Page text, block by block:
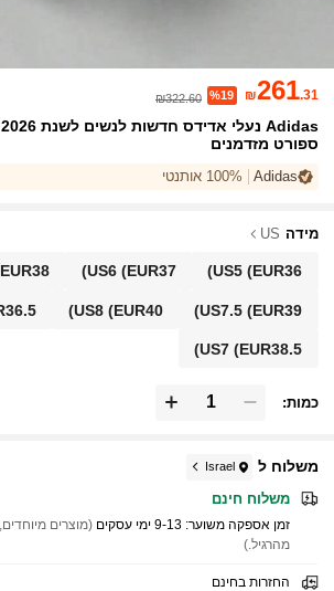
₪261.31
%19
₪322.60
ספורט מזדמנים
Adidas 100% אותנטי
מידה US
US5 (EUR36)
US6(EUR37)
US7.5 (EUR39)
US8(EUR40)
US7 (EUR38.5)
כמות:
משלוח ל Israel
משלוח חינם
זמן אספקה ​​משוער: 9-13 ימי עסקים
(מוצרים
מהרגיל.)
החזרות בחינם